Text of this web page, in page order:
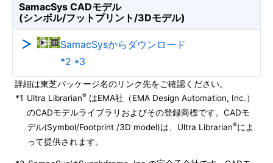
SamacSys CADモデル
(シンボル/フットプリント/3Dモデル)
SamacSysからダウンロード
*2 *3
詳細は東芝パッケージ名のリンク先をご確認ください。
*1 Ultra Librarian® はEMA社（EMA Design Automation, Inc.）
のCADモデルライブラリおよびその登録商標です。CADモ
デル(Symbol/Footprint /3D model)は、Ultra Librarian®によ
って提供されます。